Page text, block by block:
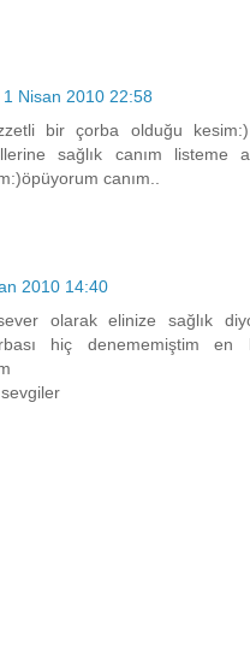
1 Nisan 2010 22:58
bir çorba olduğu
sağlık canım listeme
canım..
2010 14:40
olarak elinize sağlık
hiç denememiştim en